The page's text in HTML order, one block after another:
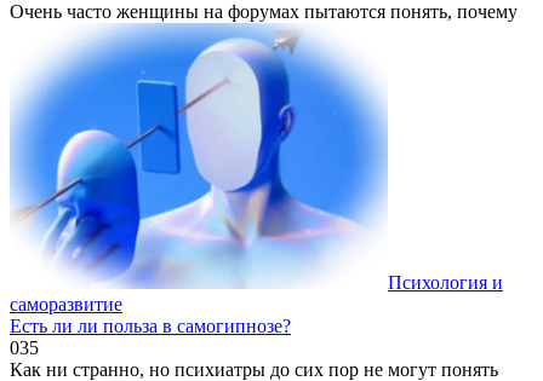
Очень часто женщины на форумах пытаются понять, почему
Психология и
саморазвитие
Есть ли ли польза в самогипнозе?
035
Как ни странно, но психиатры до сих пор не могут понять